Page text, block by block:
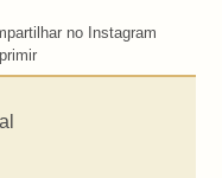
no Instagram